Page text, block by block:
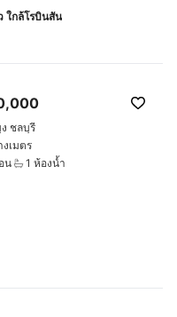
ใกล้โรบินสัน
ชลบุรี
งเมตร
น
1 ห้องน้ำ